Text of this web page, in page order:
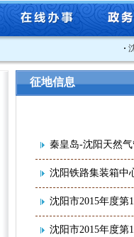
沈
征地信息
秦皇岛-沈阳天然
沈阳铁路集装箱中
沈阳市2015年度第
沈阳市2015年度第